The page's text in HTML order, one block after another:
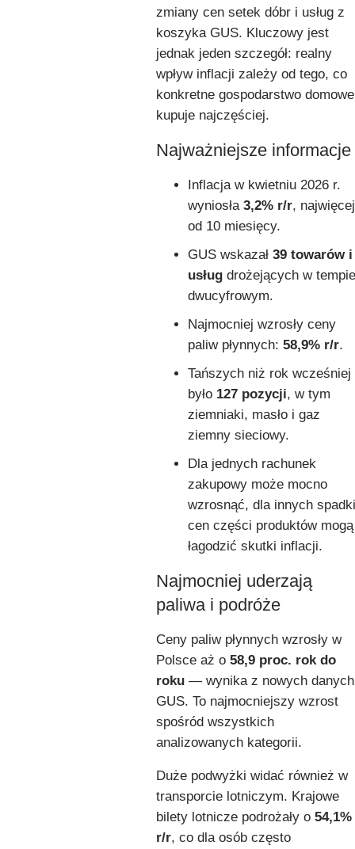
zmiany cen setek dóbr i usług z
koszyka GUS. Kluczowy jest
jednak jeden szczegół: realny
wpływ inflacji zależy od tego, co
konkretne gospodarstwo domowe
kupuje najczęściej.
Najważniejsze informacje
Inflacja w kwietniu 2026 r.
wyniosła 3,2% r/r, najwięcej
od 10 miesięcy.
GUS wskazał 39 towarów i
usług drożejących w tempie
dwucyfrowym.
Najmocniej wzrosły ceny
paliw płynnych: 58,9% r/r.
Tańszych niż rok wcześniej
było 127 pozycji, w tym
ziemniaki, masło i gaz
ziemny sieciowy.
Dla jednych rachunek
zakupowy może mocno
wzrosnąć, dla innych spadki
cen części produktów mogą
łagodzić skutki inflacji.
Najmocniej uderzają
paliwa i podróże
Ceny paliw płynnych wzrosły w
Polsce aż o 58,9 proc. rok do
roku — wynika z nowych danych
GUS. To najmocniejszy wzrost
spośród wszystkich
analizowanych kategorii.
Duże podwyżki widać również w
transporcie lotniczym. Krajowe
bilety lotnicze podrożały o 54,1%
r/r, co dla osób często